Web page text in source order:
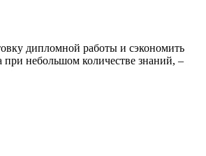
дипломной работы и сэкономить
при небольшом количестве знаний, –